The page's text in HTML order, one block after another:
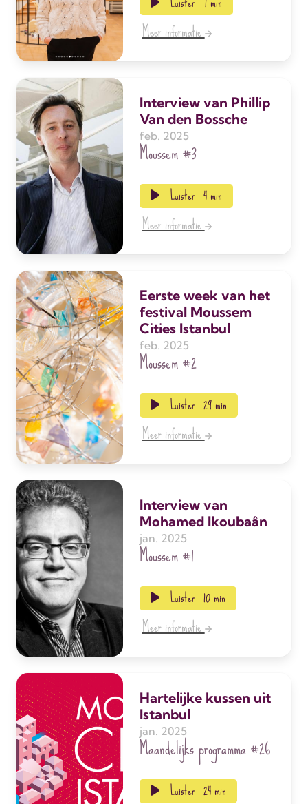
Meer informatie
Interview van Phillip
Van den Bossche
feb. 2025
Moussem#3
Luister 4 min
Meer informatie
Eerste week van het
festival Moussem
Cities Istanbul
feb. 2025
Moussem#2
Luister 29 min
Meer informatie
Interview van
Mohamed Ikoubaân
jan. 2025
Moussem#1
Luister 10 min
Meer informatie
Hartelijke kussen uit
Istanbul
jan. 2025
Maandelijks programma#26
Luister 24 min